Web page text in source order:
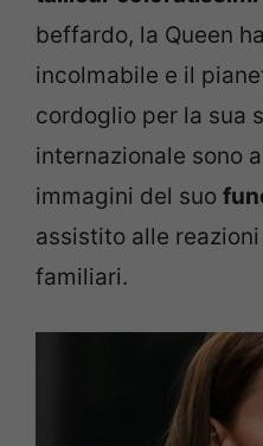
beffardo, la Queen
incolmabile e il
cordoglio per la sua
internazionale sono
immagini del suo
assistito alle
familiari.